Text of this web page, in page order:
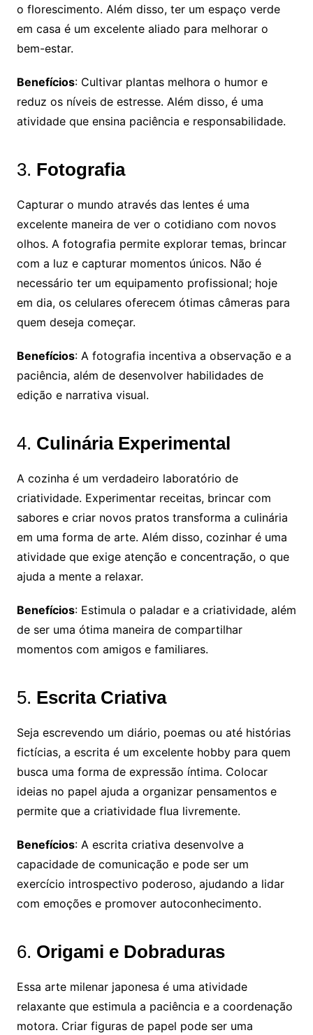
o florescimento. Além disso, ter um espaço verde
em casa é um excelente aliado para melhorar o
bem-estar.
Benefícios: Cultivar plantas melhora o humor e
reduz os níveis de estresse. Além disso, é uma
atividade que ensina paciência e responsabilidade.
3. Fotografia
Capturar o mundo através das lentes é uma
excelente maneira de ver o cotidiano com novos
olhos. A fotografia permite explorar temas, brincar
com a luz e capturar momentos únicos. Não é
necessário ter um equipamento profissional; hoje
em dia, os celulares oferecem ótimas câmeras para
quem deseja começar.
Benefícios: A fotografia incentiva a observação e a
paciência, além de desenvolver habilidades de
edição e narrativa visual.
4. Culinária Experimental
A cozinha é um verdadeiro laboratório de
criatividade. Experimentar receitas, brincar com
sabores e criar novos pratos transforma a culinária
em uma forma de arte. Além disso, cozinhar é uma
atividade que exige atenção e concentração, o que
ajuda a mente a relaxar.
Benefícios: Estimula o paladar e a criatividade, além
de ser uma ótima maneira de compartilhar
momentos com amigos e familiares.
5. Escrita Criativa
Seja escrevendo um diário, poemas ou até histórias
fictícias, a escrita é um excelente hobby para quem
busca uma forma de expressão íntima. Colocar
ideias no papel ajuda a organizar pensamentos e
permite que a criatividade flua livremente.
Benefícios: A escrita criativa desenvolve a
capacidade de comunicação e pode ser um
exercício introspectivo poderoso, ajudando a lidar
com emoções e promover autoconhecimento.
6. Origami e Dobraduras
Essa arte milenar japonesa é uma atividade
relaxante que estimula a paciência e a coordenação
motora. Criar figuras de papel pode ser uma